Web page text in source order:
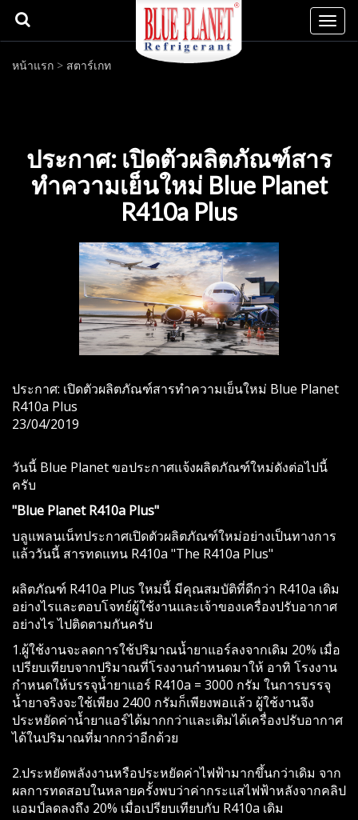
หน้าแรก > สตาร์เกท
ประกาศ: เปิดตัวผลิตภัณฑ์สาร
ทำความเย็นใหม่ Blue Planet
R410a Plus
ประกาศ: เปิดตัวผลิตภัณฑ์สารทำความเย็นใหม่ Blue Planet
R410a Plus
23/04/2019
วันนี้ Blue Planet ขอประกาศแจ้งผลิตภัณฑ์ใหม่ดังต่อไปนี้
ครับ
"Blue Planet R410a Plus"
บลูแพลนเน็ทประกาศเปิดตัวผลิตภัณฑ์ใหม่อย่างเป็นทางการ
แล้ววันนี้ สารทดแทน R410a "The R410a Plus"
ผลิตภัณฑ์ R410a Plus ใหม่นี้ มีคุณสมบัติที่ดีกว่า R410a เดิม
อย่างไรและตอบโจทย์ผู้ใช้งานและเจ้าของเครื่องปรับอากาศ
อย่างไร ไปติดตามกันครับ
1.ผู้ใช้งานจะลดการใช้ปริมาณน้ำยาแอร์ลงจากเดิม 20% เมื่อ
เปรียบเทียบจากปริมาณที่โรงงานกำหนดมาให้ อาทิ โรงงาน
กำหนดให้บรรจุน้ำยาแอร์ R410a = 3000 กรัม ในการบรรจุ
น้ำยาจริงจะใช้เพียง 2400 กรัมก็เพียงพอแล้ว ผู้ใช้งานจึง
ประหยัดค่าน้ำยาแอร์ได้มากกว่าและเติมได้เครื่องปรับอากาศ
ได้ในปริมาณที่มากกว่าอีกด้วย
2.ประหยัดพลังงานหรือประหยัดค่าไฟฟ้ามากขึ้นกว่าเดิม จาก
ผลการทดสอบในหลายครั้งพบว่าค่ากระแสไฟฟ้าหลังจากคลิป
แอมป์ลดลงถึง 20% เมื่อเปรียบเทียบกับ R410a เดิม